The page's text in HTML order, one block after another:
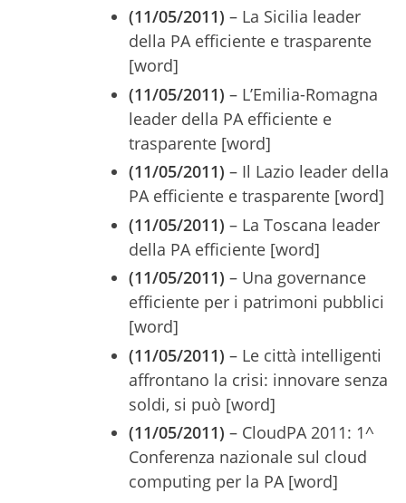
(11/05/2011) – La Sicilia leader
della PA efficiente e trasparente
[word]
(11/05/2011) – L’Emilia-Romagna
leader della PA efficiente e
trasparente [word]
(11/05/2011) – Il Lazio leader della
PA efficiente e trasparente [word]
(11/05/2011) – La Toscana leader
della PA efficiente [word]
(11/05/2011) – Una governance
efficiente per i patrimoni pubblici
[word]
(11/05/2011) – Le città intelligenti
affrontano la crisi: innovare senza
soldi, si può [word]
(11/05/2011) – CloudPA 2011: 1^
Conferenza nazionale sul cloud
computing per la PA [word]